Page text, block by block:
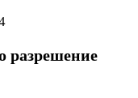
разрешение